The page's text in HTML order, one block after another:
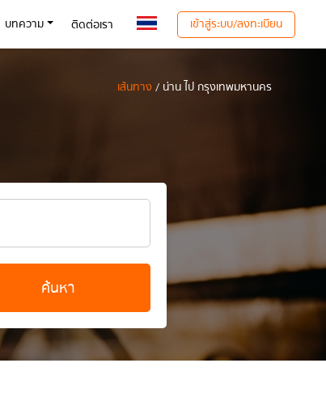
บทความ ติดต่อเรา เข้าสู่ระบบ/ลงทะเบียน
เส้นทาง/ น่าน ไป กรุงเทพมหานคร
ค้นหา